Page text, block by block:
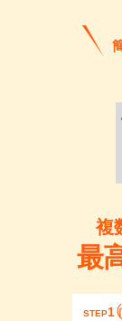
複
最
STEP1